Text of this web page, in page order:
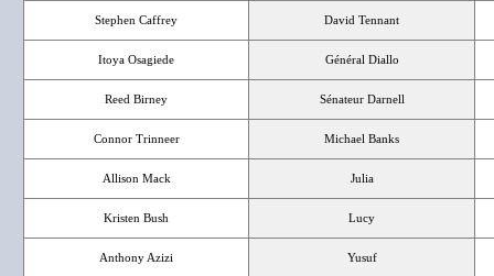
Stephen Caffrey David Tennant
Itoya Osagiede Général Diallo
Reed Birney Sénateur Darnell
Connor Trinneer Michael Banks
Allison Mack Julia
Kristen Bush Lucy
Anthony Azizi Yusuf